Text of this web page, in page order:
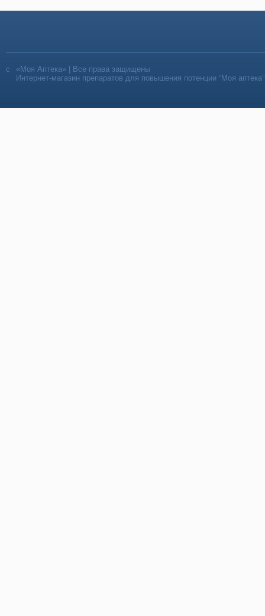
«Моя Аптека» | Все права защищены
Интернет-магазин препаратов для повышения потенции “Моя